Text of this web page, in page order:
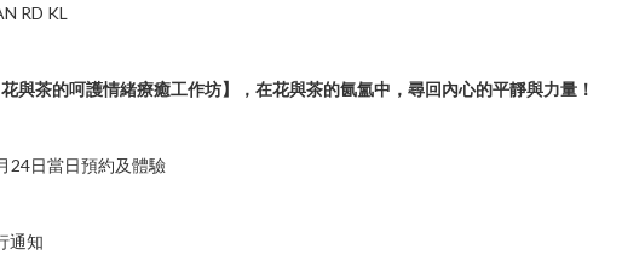
RD KL
與茶的呵護情緒療癒工作坊】，在花與茶的氤氳中，尋回內心的平靜與力量！
24日當日預約及體驗
通知